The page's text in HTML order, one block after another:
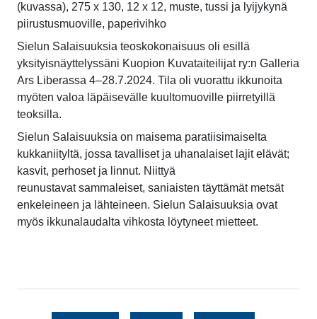
(kuvassa), 275 x 130, 12 x 12, muste, tussi ja lyijykynä
piirustusmuoville, paperivihko
Sielun Salaisuuksia teoskokonaisuus oli esillä
yksityisnäyttelyssäni Kuopion Kuvataiteilijat ry:n Galleria
Ars Liberassa 4–28.7.2024. Tila oli vuorattu ikkunoita
myöten valoa läpäisevälle kuultomuoville piirretyillä
teoksilla.
Sielun Salaisuuksia on maisema paratiisimaiselta
kukkaniityltä, jossa tavalliset ja uhanalaiset lajit elävät;
kasvit, perhoset ja linnut. Niittyä
reunustavat sammaleiset, saniaisten täyttämät metsät
enkeleineen ja lähteineen. Sielun Salaisuuksia ovat
myös ikkunalaudalta vihkosta löytyneet mietteet.